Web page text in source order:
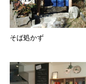
そば処かず